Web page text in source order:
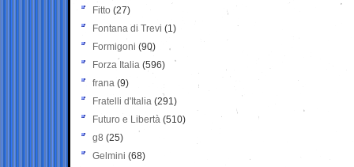
Fitto (27)
Fontana di Trevi (1)
Formigoni (90)
Forza Italia (596)
frana (9)
Fratelli d'Italia (291)
Futuro e Libertà (510)
g8 (25)
Gelmini (68)